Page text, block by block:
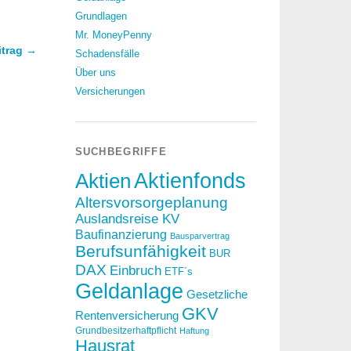
→
Grundlagen
Mr. MoneyPenny
Schadensfälle
Über uns
Versicherungen
SUCHBEGRIFFE
AktienAktienfonds
Altersvorsorgeplanung
Auslandsreise KV
Baufinanzierung Bausparvertrag
Berufsunfähigkeit BUR
DAX Einbruch ETF´s
Geldanlage Gesetzliche
Rentenversicherung GKV
Grundbesitzerhaftpflicht Haftung
Hausrat